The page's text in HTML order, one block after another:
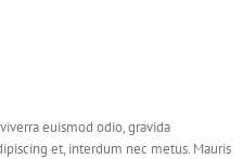
euismod odio, gravida
et, interdum nec metus. Mauris